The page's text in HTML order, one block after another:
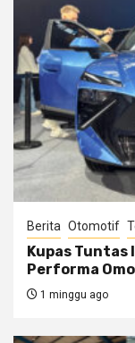
Berita Otomotif
Kupas
Performa
1 minggu ago